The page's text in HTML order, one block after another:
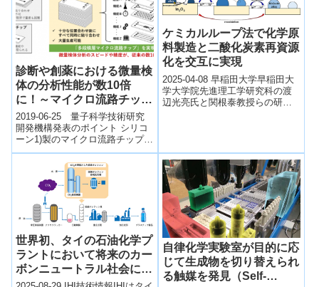
診断や創薬における微量検
体の分析性能が数10倍
に！～マイクロ流路チップ
の一括積層技術を開発～
2019-06-25 量子科学技術研究
開発機構発表のポイント シリコ
ーン1)製のマイクロ流路チップ2)
を同時に何枚も貼り合わせる量
子ビーム加工技術を開発 マイ
ケミカルループ法で化学原
料製造と二酸化炭素再資源
化を交互に実現
2025-04-08 早稲田大学​早稲田大
学大学院先進理工学研究科の渡
辺光亮氏と関根泰教授らの研究
世界初、タイの石油化学プ
ラントにおいて将来のカー
ボンニュートラル社会に貢
献する低級オレフィン製造
自律化学実験室が目的に応
じて生成物を切り替えられ
る触媒を発見（Self-